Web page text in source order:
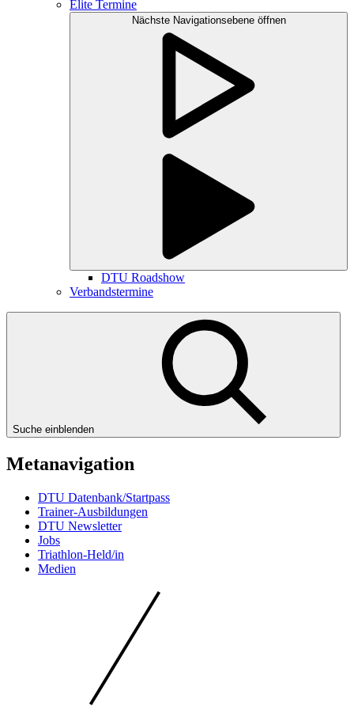
Elite Termine
Nächste Navigationsebene öffnen
DTU Roadshow
Verbandstermine
Suche einblenden
Metanavigation
DTU Datenbank/Startpass
Trainer-Ausbildungen
DTU Newsletter
Jobs
Triathlon-Held/in
Medien